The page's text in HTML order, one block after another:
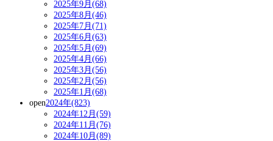
2025年9月(68)
2025年8月(46)
2025年7月(71)
2025年6月(63)
2025年5月(69)
2025年4月(66)
2025年3月(56)
2025年2月(56)
2025年1月(68)
open2024年(823)
2024年12月(59)
2024年11月(76)
2024年10月(89)